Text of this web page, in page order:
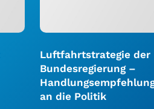
Luftfahrtstrategie der
Bundesregierung –
an die Politik